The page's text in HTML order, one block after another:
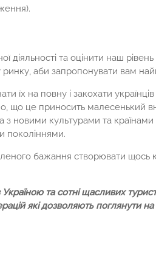
та оцінити наш рівень
аби запропонувати вам
їх на повну і закохати
що це приносить малесенький
новими культурами та країнами
поколіннями.
бажання створювати щось
та сотні щасливих
які дозволяють поглянути на